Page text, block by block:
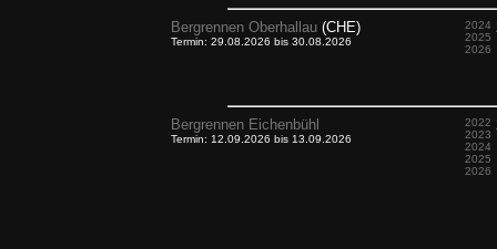
Bergrennen Oberhallau (CHE)
Termin: 29.08.2026 bis 30.08.2026
2024
2025
2026
Bergrennen Eichenbühl
Termin: 12.09.2026 bis 13.09.2026
2022
2023
2024
2025
2026